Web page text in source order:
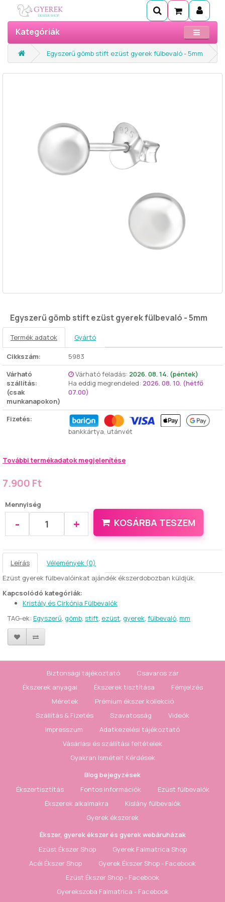
Kategóriák
Egyszerű gömb stift ezüst gyerek fülbevaló - 5mm
Egyszerű gömb stift ezüst gyerek fülbevaló - 5mm
Termék adatok Gyártó
Cikkszám:
5983
Várható
szállítás:
(csak
munkanapokon)
Várható feladás: 2026. 08. 14. (péntek)
Ha eddig megrendeled: 2026. 08. 10. (hétfő
07.00)
Fizetés:
bankkártya, utánvét
További termékadatok megjelenítése
7.900 Ft
Mennyiség
- + KOSÁRBA TESZEM
Leírás
Vélemények (0)
Ezüst gyerek fülbevalóinkat ajándék ékszerdobozban küldjük.
Kapcsolódó kategóriák:
Kristály és Cirkónia Fülbevalók
TAG-ek: Egyszerű, gömb, stift, ezüst, gyerek, fülbevaló, mm
Biztonsági tájékoztató
Csavaros zár
Ékszerek anyagai
Ékszerek tisztítása
Fémjelzés
Méretek
Prémium ékszer kollekció
Szállítás & Fizetés
Szavatosság
Videók
Impresszum
Adatkezelési tájékoztató
Vásárlási és szállítási feltételek
Gyakran Ismételt Kérdések
Blog bejegyzések
Ékszertisztítás
Fontos információk
Ezüst fülbevalók
Ékszerek alkalmakra
Kislány fülbevalók
Gyerek ékszerek
Ékszer, gyerek ékszer és gyerek webáruházak
Ezüst Ékszer Shop
Gyerek Falmatrica Shop
Acél Ékszer Shop
Gyerek Ékszer Shop - Facebook
Ezüst Ékszer Shop - Facebook
Gyerekszoba Falmatrica - Facebook